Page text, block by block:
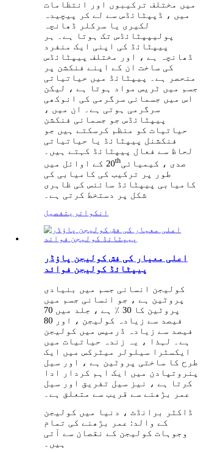
میں مختلف ترکیبوں اور انتظامات
میں ، ڈپپٹائڈس سے لے کر پیچیدہ
لکیری یا سرکلر ڈھانچہ
پولیپپٹائڈس تک ہوتا ہے۔ ہر
پیپٹائڈ کی اپنی ایک منفرد
ڈھانچہ ہے ، اور مختلف پیپٹائڈس
کی ساخت ان کے اپنے فنکشن پر
منحصر ہے۔ پیپٹائڈ میں حیاتیاتی
جسم میں ٹریس مواد ہوتا ہے ، لیکن
اس میں جسمانی سرگرمی کی انوکھی
سرگرمی ہوتی ہے۔ ان میں ،
پیپٹائڈس جو جسمانی فنکشن
حیاتیات کو منظم کرسکتے ہیں جو
فنکشنل پیپٹائڈ یا حیاتیاتی
لحاظ سے فعال پیپٹائڈ کہتے ہیں۔
20 کے اوائل میںthصدی ، کیمیائی
طور پر ترکیب کی کامیابی کی
کامیابی پیپٹائڈ سائنس کی ظاہری
شکل پر دستخط کرتی ہے۔
انکوائری تفصیل
اعلی معیار کی فش کولیجن پاؤڈر
پیپٹائڈ کولیجن فوائد
کولیجن انسانی جسم میں بنیادی
پروٹین ہے ، جو انسانی جسم میں
پروٹین کا 30 ٪ ہے ، جلد میں 70
فیصد سے زیادہ کولیجن ، اور 80
فیصد سے زیادہ ڈرمیس میں کولیجن
ہے۔ لہذا ، یہ زندہ حیاتیات میں
ایکسٹرا سیلولر میٹرکس میں ایک
طرح کا ساختی پروٹین ہے ، اور سیل
پنروتپادن میں ایک اہم کردار ادا
کرتا ہے ، نیز سیل تفریق اور سیل
عمر بڑھنے سے قریب سے متعلق ہے۔
ڈاکٹر برانڈٹ ، دنیا میں کولیجن
کے والد: عمر بڑھنے کی تمام
وجوہات کولیجن کے نقصان سے آتی
ہیں۔